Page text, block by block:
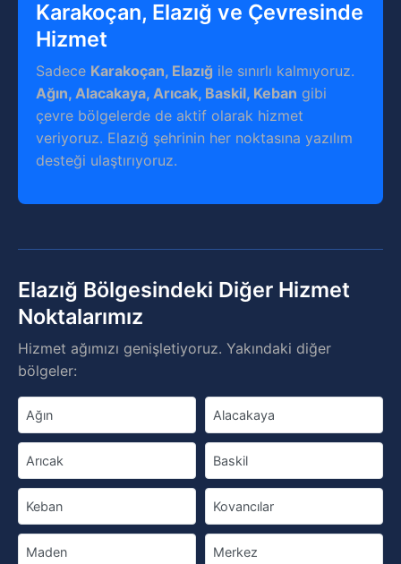
Karakoçan, Elazığ ve Çevresinde
Hizmet
Sadece Karakoçan, Elazığ ile sınırlı kalmıyoruz.
Ağın, Alacakaya, Arıcak, Baskil, Keban gibi
çevre bölgelerde de aktif olarak hizmet
veriyoruz. Elazığ şehrinin her noktasına yazılım
desteği ulaştırıyoruz.
Elazığ Bölgesindeki Diğer Hizmet
Noktalarımız
Hizmet ağımızı genişletiyoruz. Yakındaki diğer
bölgeler:
Ağın Alacakaya
Arıcak Baskil
Keban Kovancılar
Maden Merkez